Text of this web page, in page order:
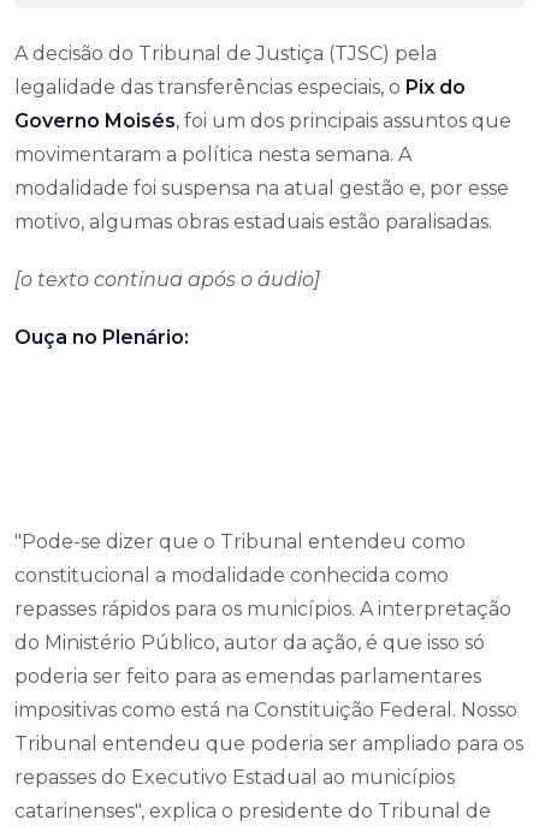
A decisão do Tribunal de Justiça (TJSC) pela
legalidade das transferências especiais, o Pix do
Governo Moisés, foi um dos principais assuntos que
movimentaram a política nesta semana. A
modalidade foi suspensa na atual gestão e, por esse
motivo, algumas obras estaduais estão paralisadas.
[o texto continua após o áudio]
Ouça no Plenário:
"Pode-se dizer que o Tribunal entendeu como
constitucional a modalidade conhecida como
repasses rápidos para os municípios. A interpretação
do Ministério Público, autor da ação, é que isso só
poderia ser feito para as emendas parlamentares
impositivas como está na Constituição Federal. Nosso
Tribunal entendeu que poderia ser ampliado para os
repasses do Executivo Estadual ao municípios
catarinenses", explica o presidente do Tribunal de